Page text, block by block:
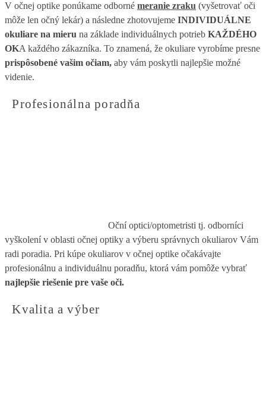
V očnej optike ponúkame odborné meranie zraku (vyšetrovať oči
môže len očný lekár) a následne zhotovujeme INDIVIDUÁLNE
okuliare na mieru na základe individuálnych potrieb KAŽDÉHO
OKA každého zákazníka. To znamená, že okuliare vyrobíme presne
prispôsobené vašim očiam, aby vám poskytli najlepšie možné
videnie.
Profesionálna poradňa
Oční optici/optometristi tj. odborníci
vyškolení v oblasti očnej optiky a výberu správnych okuliarov Vám
radi poradia. Pri kúpe okuliarov v očnej optike očakávajte
profesionálnu a individuálnu poradňu, ktorá vám pomôže vybrať
najlepšie riešenie pre vaše oči.
Kvalita a výber